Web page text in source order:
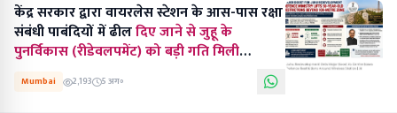
केंद्र सरकार द्वारा वायरलेस स्टेशन के आस-पास रक्षा
संबंधी पाबंदियों में ढीलदिए जाने से जुहू के
पुनर्विकास (रीडेवलपमेंट) को बड़ी गति मिली
Mumbai 2,193 5 अग॰